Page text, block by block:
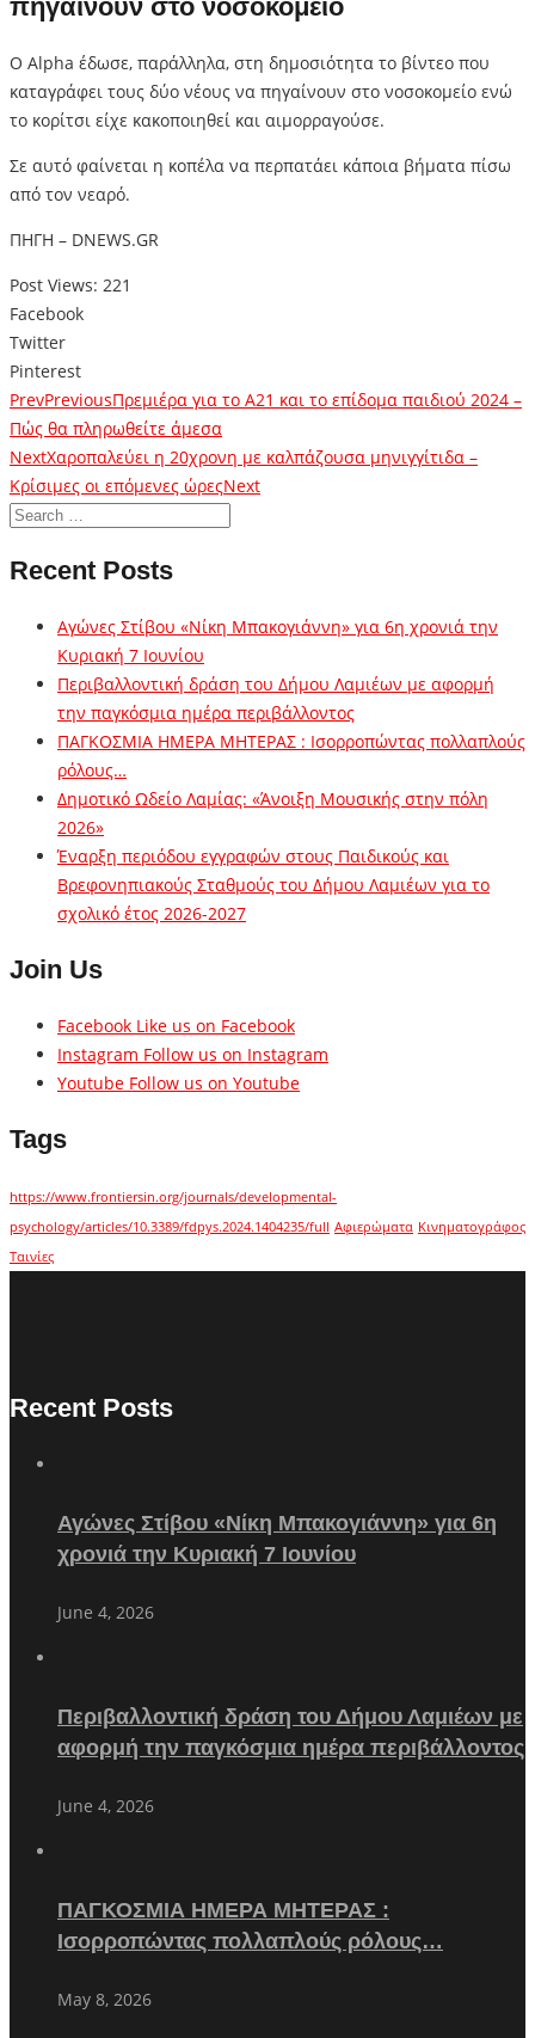
πηγαίνουν στο νοσοκομείο
Ο Alpha έδωσε, παράλληλα, στη δημοσιότητα το βίντεο που
καταγράφει τους δύο νέους να πηγαίνουν στο νοσοκομείο ενώ
το κορίτσι είχε κακοποιηθεί και αιμορραγούσε.
Σε αυτό φαίνεται η κοπέλα να περπατάει κάποια βήματα πίσω
από τον νεαρό.
ΠΗΓΗ – DNEWS.GR
Post Views: 221
Facebook
Twitter
Pinterest
PrevPreviousΠρεμιέρα για το Α21 και το επίδομα παιδιού 2024 –
Πώς θα πληρωθείτε άμεσα
NextΧαροπαλεύει η 20χρονη με καλπάζουσα μηνιγγίτιδα –
Κρίσιμες οι επόμενες ώρεςNext
Recent Posts
Αγώνες Στίβου «Νίκη Μπακογιάννη» για 6η χρονιά την
Κυριακή 7 Ιουνίου
Περιβαλλοντική δράση του Δήμου Λαμιέων με αφορμή
την παγκόσμια ημέρα περιβάλλοντος
ΠΑΓΚΟΣΜΙΑ ΗΜΕΡΑ ΜΗΤΕΡΑΣ : Ισορροπώντας πολλαπλούς
ρόλους…
Δημοτικό Ωδείο Λαμίας: «Άνοιξη Μουσικής στην πόλη
2026»
Έναρξη περιόδου εγγραφών στους Παιδικούς και
Βρεφονηπιακούς Σταθμούς του Δήμου Λαμιέων για το
σχολικό έτος 2026-2027
Join Us
Facebook Like us on Facebook
Instagram Follow us on Instagram
Youtube Follow us on Youtube
Tags
https://www.frontiersin.org/journals/developmental-
psychology/articles/10.3389/fdpys.2024.1404235/full Αφιερώματα Κινηματογράφος
Ταινίες
Recent Posts
Αγώνες Στίβου «Νίκη Μπακογιάννη» για 6η
χρονιά την Κυριακή 7 Ιουνίου
June 4, 2026
Περιβαλλοντική δράση του Δήμου Λαμιέων με
αφορμή την παγκόσμια ημέρα περιβάλλοντος
June 4, 2026
ΠΑΓΚΟΣΜΙΑ ΗΜΕΡΑ ΜΗΤΕΡΑΣ :
Ισορροπώντας πολλαπλούς ρόλους…
May 8, 2026